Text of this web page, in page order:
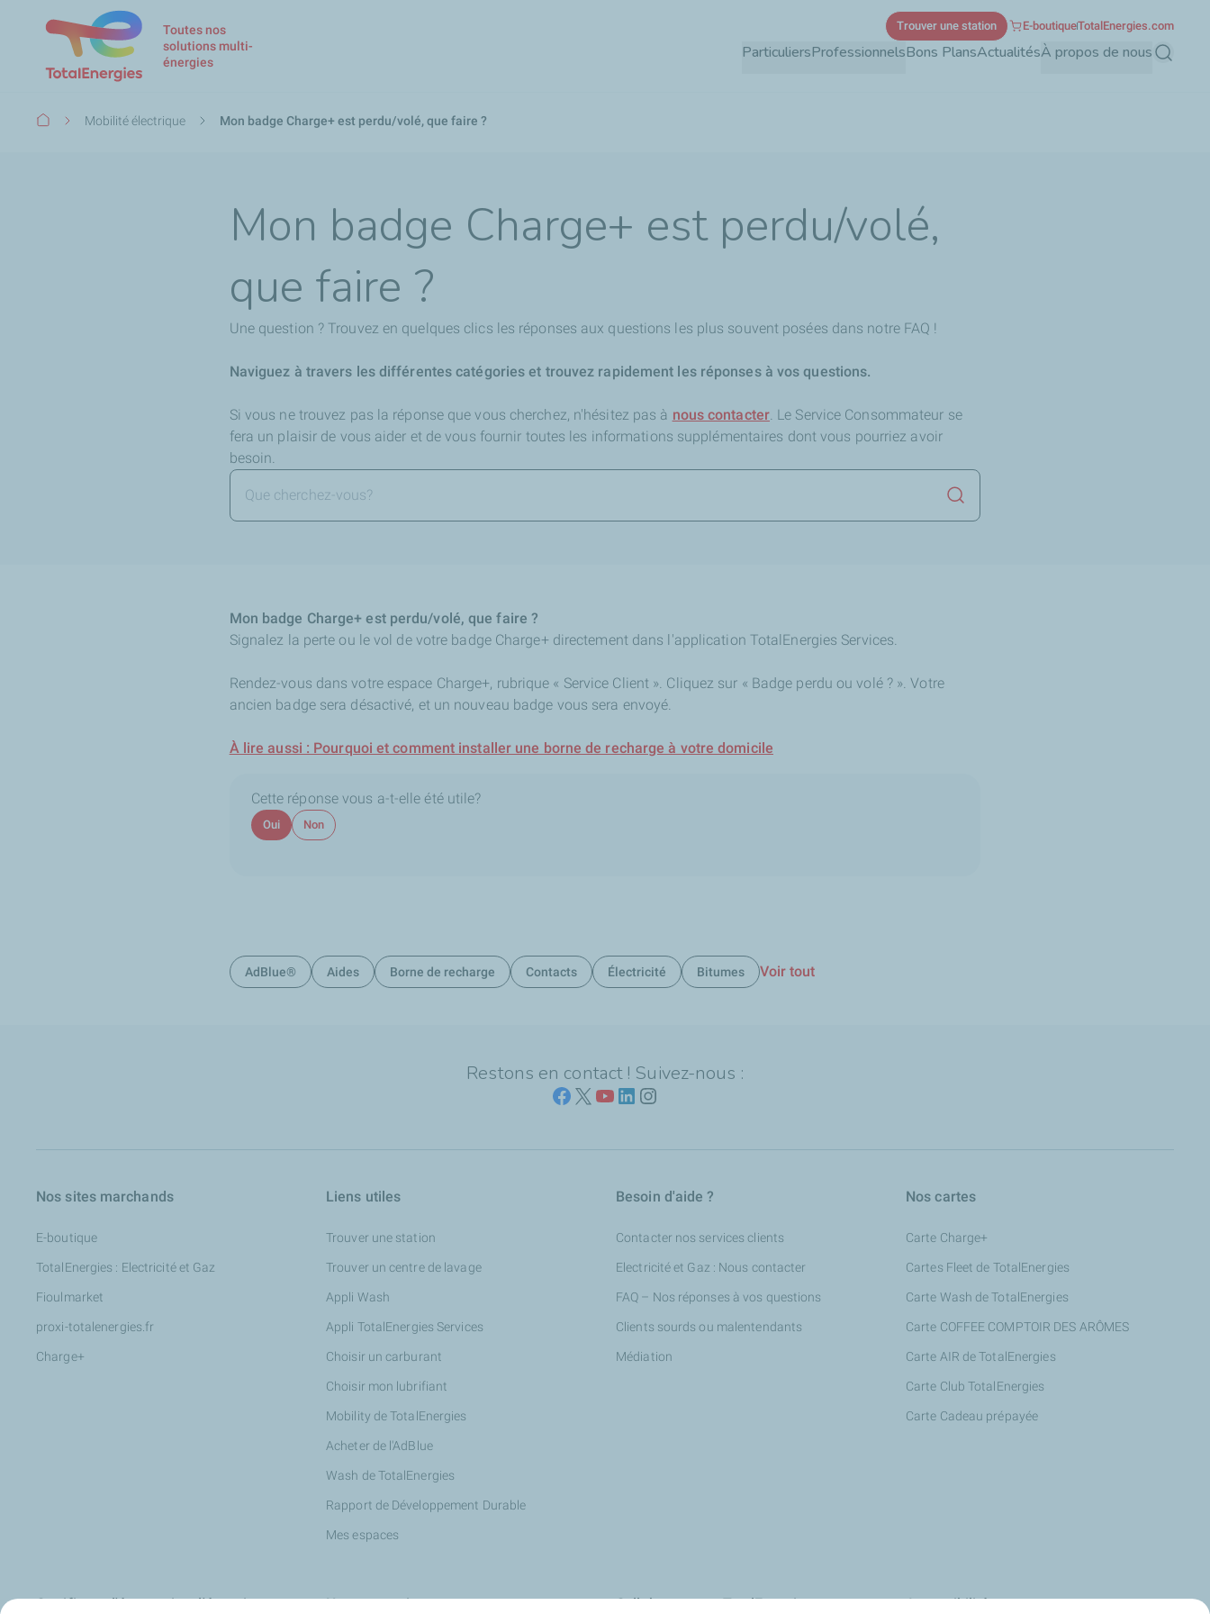
Toutes nos
solutions multi-
énergies
ParticuliersProfessionnelsBons PlansActualitésÀ propos de nous
Trouver une station E-boutiqueTotalEnergies.com
Fil
Mobilité électrique Mon badge Charge+ est perdu/volé, que faire ?
Mon badge Charge+ est perdu/volé,
que faire ?
Une question ? Trouvez en quelques clics les réponses aux questions les plus souvent posées dans notre FAQ !
Naviguez à travers les différentes catégories et trouvez rapidement les réponses à vos questions.
Si vous ne trouvez pas la réponse que vous cherchez, n'hésitez pas à nous contacter. Le Service Consommateur se
fera un plaisir de vous aider et de vous fournir toutes les informations supplémentaires dont vous pourriez avoir
besoin.
Lancer la recherche
Mon badge Charge+ est perdu/volé, que faire ?
Signalez la perte ou le vol de votre badge Charge+ directement dans l'application TotalEnergies Services.
Rendez-vous dans votre espace Charge+, rubrique « Service Client ». Cliquez sur « Badge perdu ou volé ? ». Votre
ancien badge sera désactivé, et un nouveau badge vous sera envoyé.
À lire aussi : Pourquoi et comment installer une borne de recharge à votre domicile
Cette réponse vous a-t-elle été utile?
Oui Non
AdBlue® Aides Borne de recharge Contacts Électricité Bitumes Voir tout
Restons en contact ! Suivez-nous :
Nos sites marchands
E-boutique
TotalEnergies : Electricité et Gaz
Fioulmarket
proxi-totalenergies.fr
Charge+
Liens utiles
Trouver une station
Trouver un centre de lavage
Appli Wash
Appli TotalEnergies Services
Choisir un carburant
Choisir mon lubrifiant
Mobility de TotalEnergies
Acheter de l'AdBlue
Wash de TotalEnergies
Rapport de Développement Durable
Mes espaces
Besoin d'aide ?
Contacter nos services clients
Electricité et Gaz : Nous contacter
FAQ – Nos réponses à vos questions
Clients sourds ou malentendants
Médiation
Nos cartes
Carte Charge+
Cartes Fleet de TotalEnergies
Carte Wash de TotalEnergies
Carte COFFEE COMPTOIR DES ARÔMES
Carte AIR de TotalEnergies
Carte Club TotalEnergies
Carte Cadeau prépayée
Certificats d'économies d'énergie Nos partenaires Collaborer avec TotalEnergies Accessibilité